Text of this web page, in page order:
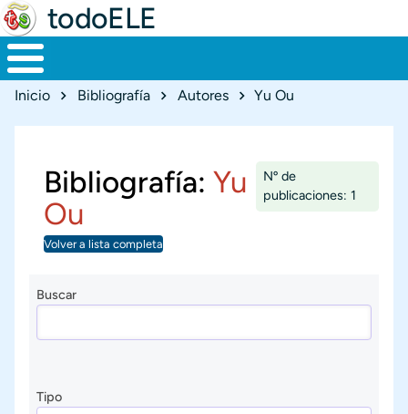
todoELE
Ruta de navegación
Inicio Bibliografía Autores Yu Ou
Bibliografía: Yu
Ou
Nº de
publicaciones: 1
Volver a lista completa
Buscar
Tipo